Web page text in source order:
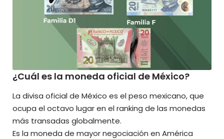
¿Cuál es la moneda oficial de México?
La divisa oficialde México es el peso mexicano, que
ocupa el octavo lugar en el ranking de las monedas
más transadas globalmente.
Es la moneda de mayor negociación en América